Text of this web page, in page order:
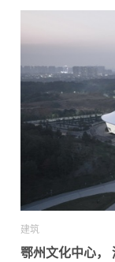
建筑
鄂州文化中心，